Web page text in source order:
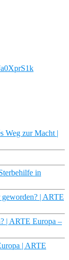
Weg zur Macht |
in
| ARTE
| ARTE Europa –
| ARTE